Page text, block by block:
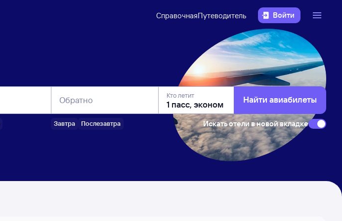
СправочнаяПутеводитель Войти
Обратно
Завтра Послезавтра
Кто летит Найти авиабилеты
Искать отели в новой вкладке